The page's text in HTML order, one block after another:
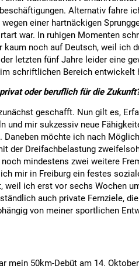
Alternativ fahre
einer hartnäckigen
war. In ruhigen Momenten
kaum noch auf Deutsch, weil ich
letzten fünf Jahre leider eine
schriftlichen Bereich entwickelt
oder beruflich für die
geschafft. Nun gilt es,
und mir sukzessiv neue
Daneben möchte ich nach
der Dreifachbelastung
mindestens zwei weitere
mir in Freiburg ein festes
ich erst vor sechs Wochen
auch private Fernziele, die
von meiner sportlichen
mein 50km-Debüt am 14.